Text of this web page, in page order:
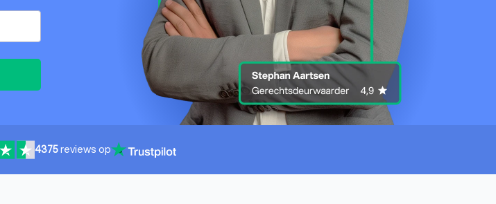
4375reviews op